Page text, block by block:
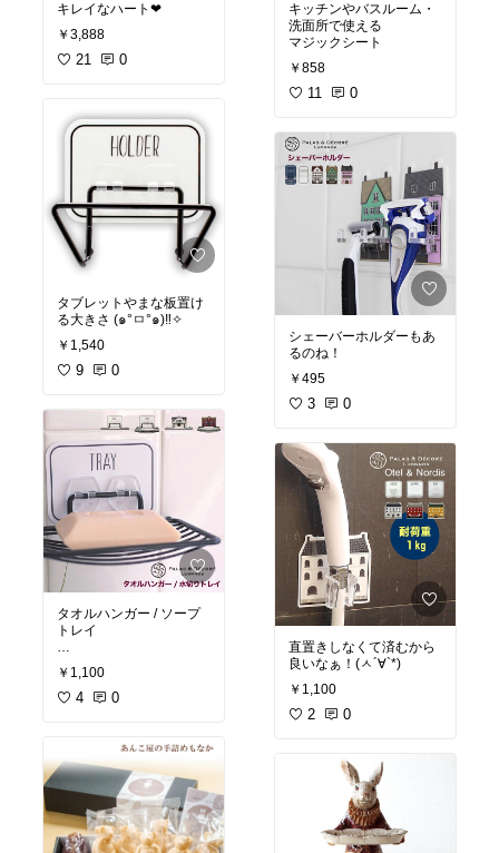
キレイなハート❤
￥3,888
21 0
タブレットやまな板置け
る大きさ (๑°ㅁ°๑)‼✧
￥1,540
9 0
タオルハンガー / ソープ
トレイ
どちらも欲しい！(●´ω｀
●)ゞ
￥1,100
4 0
キッチンやバスルーム・
洗面所で使える
マジックシート
￥858
11 0
シェーバーホルダーもあ
るのね！
￥495
3 0
直置きしなくて済むから
良いなぁ！(ㅅ´∀`*)
￥1,100
2 0